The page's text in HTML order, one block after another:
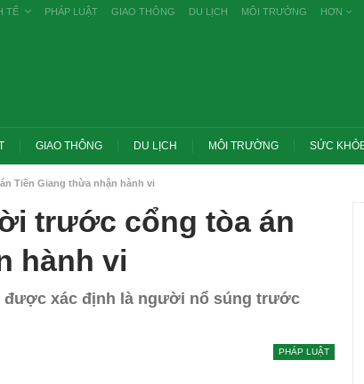
TẾ PHÁP LUẬT GIAO THÔNG DU LỊCH MÔI TRƯỜNG HƠN
GIAO THÔNG DU LỊCH MÔI TRƯỜNG SỨC
Tiền Giang thừa nhận hành vi
trước cổng tòa án
hành vi
được xác định là người nổ súng trước
PHÁP LUẬT
Trang chủ -> Bất động sản Đề xuất đánh